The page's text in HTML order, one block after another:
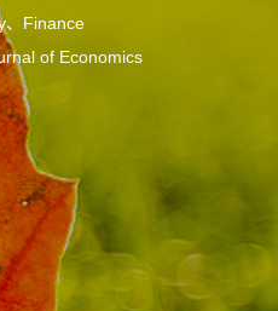
、Finance
of Economics